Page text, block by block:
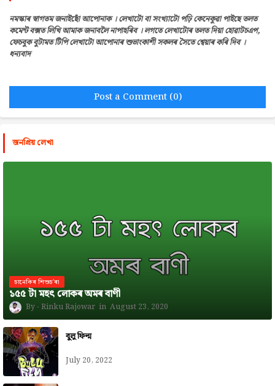
নমস্কাৰ স্বাগতম জনাইছোঁ আপোনাক । লেখাটো বা সংখ্যাটো পঢ়ি কেনেকুৱা পাইছে তলত
কমেন্ট বক্সত লিখি আমাক জনাবলৈ নাপাহৰিব । লগতে লেখাটোৰ তলত দিয়া হোৱাটচএপ,
ফেচবুক বুটামত টিপি লেখাটো আপোনাৰ শুভাংকাশী সকলৰ সৈতে শ্বেয়াৰ কৰি দিব ।
ধন্যবাদ
Post a Comment (0)
জনপ্রিয় লেখা
চানেকিৰ শিশুচ'ৰা
১৫৫ টা মহৎ লোকৰ অমৰ বাণী
Rinku Rajowar August 23, 2020
বুলু ফিল্ম
July 20, 2022